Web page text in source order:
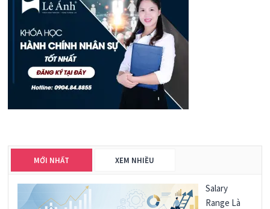
MỚI NHẤT XEM NHIỀU
Salary
Range Là